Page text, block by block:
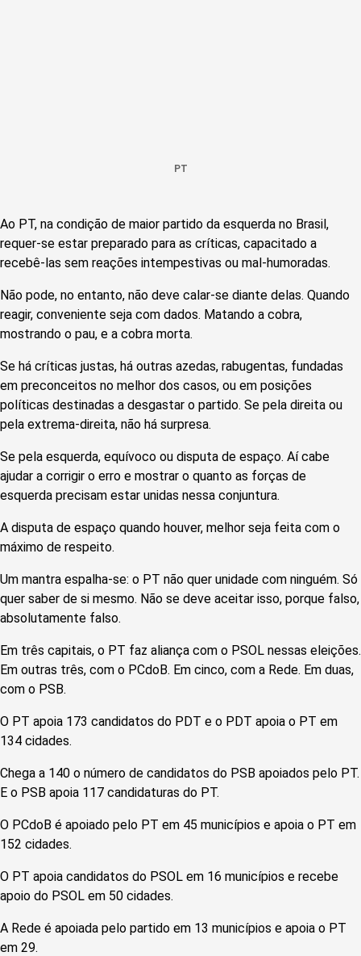
PT
Ao PT, na condição de maior partido da esquerda no Brasil,
requer-se estar preparado para as críticas, capacitado a
recebê-las sem reações intempestivas ou mal-humoradas.
Não pode, no entanto, não deve calar-se diante delas. Quando
reagir, conveniente seja com dados. Matando a cobra,
mostrando o pau, e a cobra morta.
Se há críticas justas, há outras azedas, rabugentas, fundadas
em preconceitos no melhor dos casos, ou em posições
políticas destinadas a desgastar o partido. Se pela direita ou
pela extrema-direita, não há surpresa.
Se pela esquerda, equívoco ou disputa de espaço. Aí cabe
ajudar a corrigir o erro e mostrar o quanto as forças de
esquerda precisam estar unidas nessa conjuntura.
A disputa de espaço quando houver, melhor seja feita com o
máximo de respeito.
Um mantra espalha-se: o PT não quer unidade com ninguém. Só
quer saber de si mesmo. Não se deve aceitar isso, porque falso,
absolutamente falso.
Em três capitais, o PT faz aliança com o PSOL nessas eleições.
Em outras três, com o PCdoB. Em cinco, com a Rede. Em duas,
com o PSB.
O PT apoia 173 candidatos do PDT e o PDT apoia o PT em
134 cidades.
Chega a 140 o número de candidatos do PSB apoiados pelo PT.
E o PSB apoia 117 candidaturas do PT.
O PCdoB é apoiado pelo PT em 45 municípios e apoia o PT em
152 cidades.
O PT apoia candidatos do PSOL em 16 municípios e recebe
apoio do PSOL em 50 cidades.
A Rede é apoiada pelo partido em 13 municípios e apoia o PT
em 29.